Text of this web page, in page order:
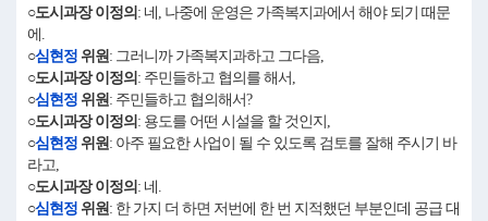
○도시과장 이정의 : 네, 나중에 운영은 가족복지과에서 해야 되기 때문
에.
○심현정 위원: 그러니까 가족복지과하고 그다음,
○도시과장 이정의 : 주민들하고 협의를 해서,
○심현정 위원: 주민들하고 협의해서?
○도시과장 이정의 : 용도를 어떤 시설을 할 것인지,
○심현정 위원: 아주 필요한 사업이 될 수 있도록 검토를 잘해 주시기 바
라고,
○도시과장 이정의 : 네.
○심현정 위원: 한 가지 더 하면 저번에 한 번 지적했던 부분인데 공급 대